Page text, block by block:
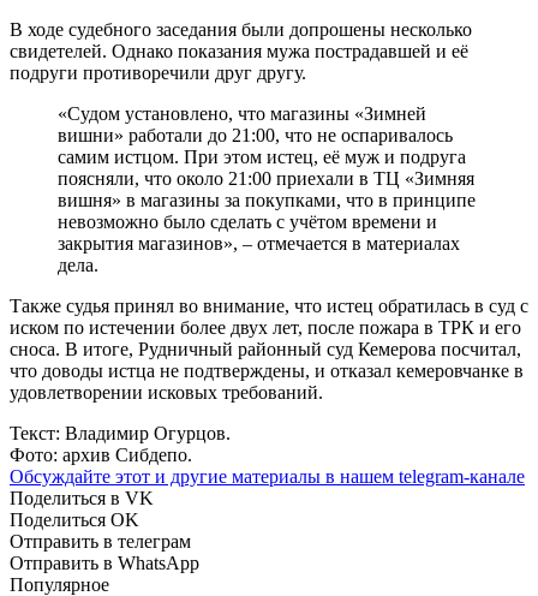
В ходе судебного заседания были допрошены несколько
свидетелей. Однако показания мужа пострадавшей и её
подруги противоречили друг другу.
«Судом установлено, что магазины «Зимней
вишни» работали до 21:00, что не оспаривалось
самим истцом. При этом истец, её муж и подруга
поясняли, что около 21:00 приехали в ТЦ «Зимняя
вишня» в магазины за покупками, что в принципе
невозможно было сделать с учётом времени и
закрытия магазинов», – отмечается в материалах
дела.
Также судья принял во внимание, что истец обратилась в суд с
иском по истечении более двух лет, после пожара в ТРК и его
сноса. В итоге, Рудничный районный суд Кемерова посчитал,
что доводы истца не подтверждены, и отказал кемеровчанке в
удовлетворении исковых требований.
Текст: Владимир Огурцов.
Фото: архив Сибдепо.
Обсуждайте этот и другие материалы в нашем telegram-канале
Поделиться в VK
Поделиться OK
Отправить в телеграм
Отправить в WhatsApp
Популярное